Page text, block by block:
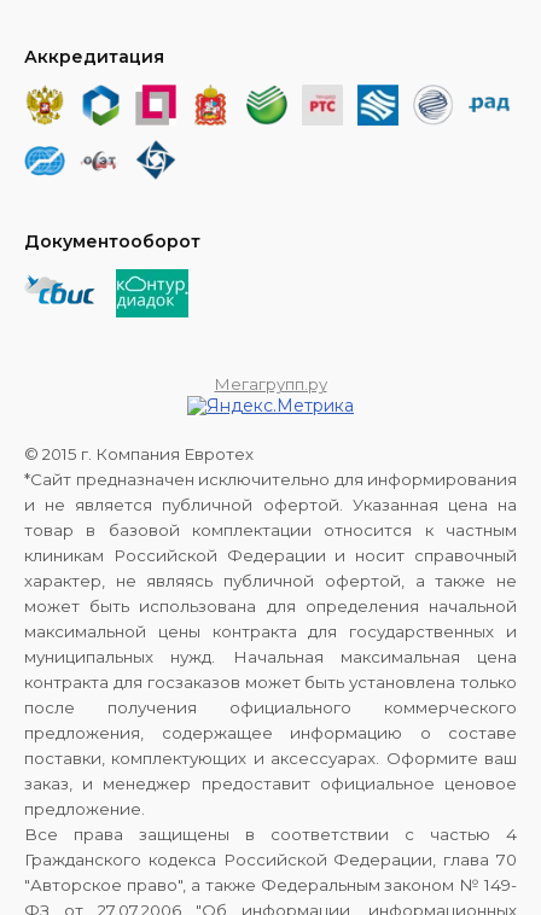
Аккредитация
Документооборот
Мегагрупп.ру
© 2015 г. Компания Евротех
*Сайт предназначен исключительно для информирования
и не является публичной офертой. Указанная цена на
товар в базовой комплектации относится к частным
клиникам Российской Федерации и носит справочный
характер, не являясь публичной офертой, а также не
может быть использована для определения начальной
максимальной цены контракта для государственных и
муниципальных нужд. Начальная максимальная цена
контракта для госзаказов может быть установлена только
после получения официального коммерческого
предложения, содержащее информацию о составе
поставки, комплектующих и аксессуарах. Оформите ваш
заказ, и менеджер предоставит официальное ценовое
предложение.
Все права защищены в соответствии с частью 4
Гражданского кодекса Российской Федерации, глава 70
"Авторское право", а также Федеральным законом № 149-
ФЗ от 27.07.2006 "Об информации, информационных